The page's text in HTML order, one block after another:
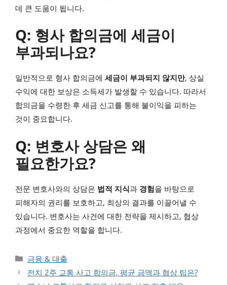
데 큰 도움이 됩니다.
Q: 형사 합의금에 세금이
부과되나요?
일반적으로 형사 합의금에 세금이 부과되지 않지만, 상실
수익에 대한 보상은 소득세가 발생할 수 있습니다. 따라서
합의금을 수령한 후 세금 신고를 통해 불이익을 피하는
것이 중요합니다.
Q: 변호사 상담은 왜
필요한가요?
전문 변호사와의 상담은 법적 지식과 경험을 바탕으로
피해자의 권리를 보호하고, 최상의 결과를 이끌어낼 수
있습니다. 변호사는 사건에 대한 전략을 제시하고, 협상
과정에서 중요한 역할을 합니다.
카테고리
금융 & 대출
전치 2주 교통 사고 합의금, 평균 금액과 협상 팁은?